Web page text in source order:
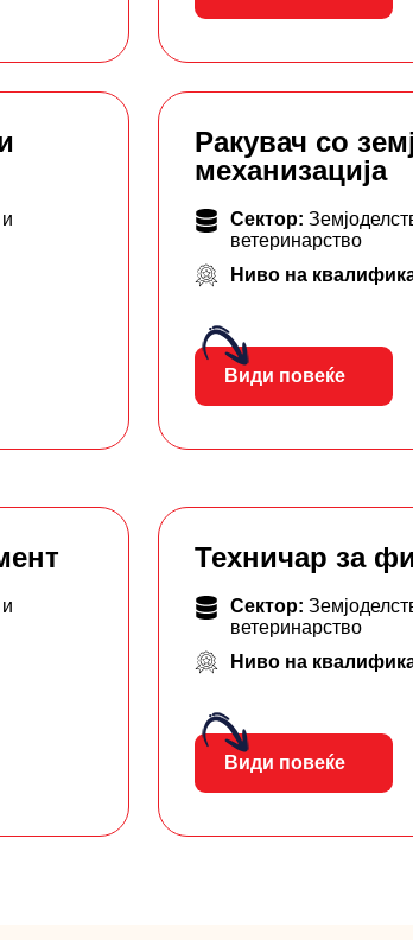
Ракувач со
механизација
Сектор:
ветеринарство
Ниво на
Види повеќе
Техничар за
Сектор:
ветеринарство
Ниво на
Види повеќе